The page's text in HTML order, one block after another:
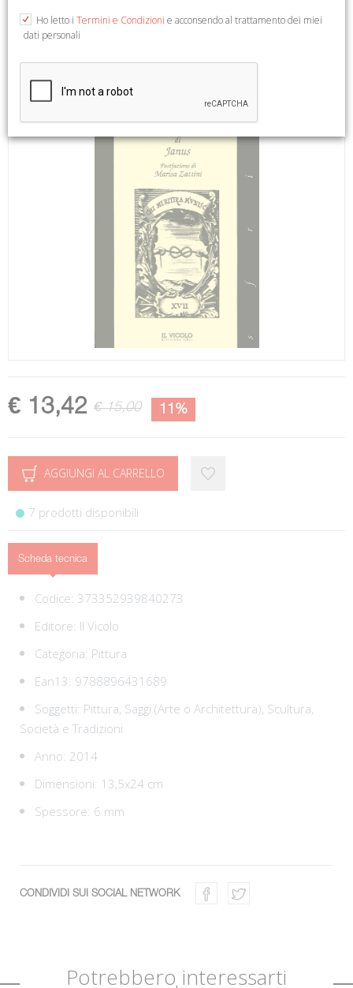
2014; br., pp. 54, cm 13,5x24. (Graphie).
€ 13,42 € 15,00 11%
AGGIUNGI AL CARRELLO
7 prodotti disponibili
Scheda tecnica
Codice: 373352939840273
Editore: Il Vicolo
Categoria: Pittura
Ean13: 9788896431689
Soggetti: Pittura, Saggi (Arte o Architettura), Scultura,
Società e Tradizioni
Anno: 2014
Dimensioni: 13,5x24 cm
Spessore: 6 mm
CONDIVIDI SUI SOCIAL NETWORK
Potrebbero interessarti
Ho letto i Termini e Condizioni e acconsendo al trattamento dei miei
dati personali